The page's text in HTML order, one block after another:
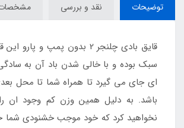
توضیحات نقد و بررسی
قایق بادی چلنجر 2 بدون پمپ و
سبک بوده و با خالی شدن باد آن به
ای جای می گیرد تا همراه شما تا محل
باشد. به دلیل همین وزن کم وجود ان
نخواهید کرد که خود موجب خشنودی شما